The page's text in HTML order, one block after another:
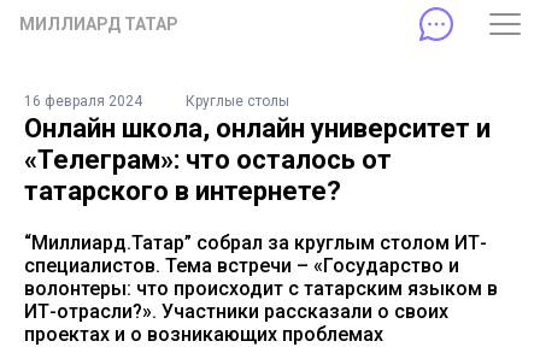
МИЛЛИАРД ТАТАР
16 февраля 2024 Круглые столы
Онлайн школа, онлайн университет и
«Телеграм»: что осталось от
татарского в интернете?
“Миллиард.Татар” собрал за круглым столом ИТ-
специалистов. Тема встречи – «Государство и
волонтеры: что происходит с татарским языком в
ИТ-отрасли?». Участники рассказали о своих
проектах и о возникающих проблемах